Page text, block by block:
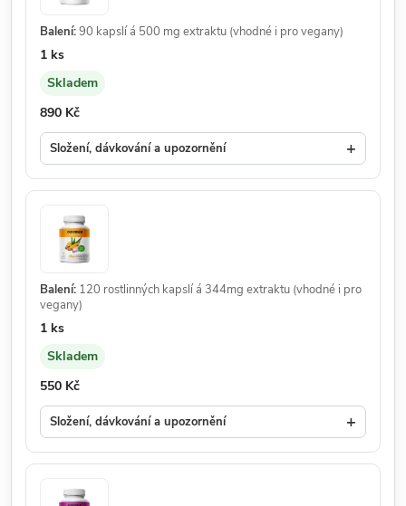
Balení:90 kapslí á 500 mg extraktu (vhodné i pro vegany)
Množství:
1 ks
Dostupnost:
Skladem
Cena:
890 Kč
Složení, dávkování a upozornění +
Balení: 120 rostlinných kapslí á 344mg extraktu (vhodné i pro
vegany)
Množství:
1 ks
Dostupnost:
Skladem
Cena:
550 Kč
Složení, dávkování a upozornění +